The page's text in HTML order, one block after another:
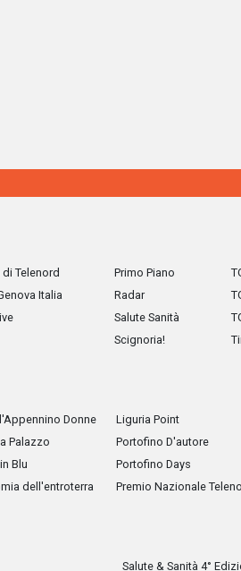
Telenord
Italia
Primo Piano
Radar
Salute Sanità
Scignoria!
Donne
Palazzo
Blu
dell'entroterra
Liguria Point
Portofino D'autore
Portofino Days
Premio Nazionale
Salute & Sanità 4°